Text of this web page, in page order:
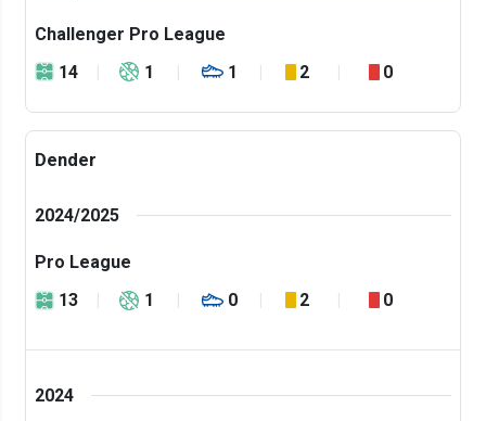
Challenger Pro League
14
1 1 2 0
Dender
2024/2025
Pro League
13
1 0 2 0
2024